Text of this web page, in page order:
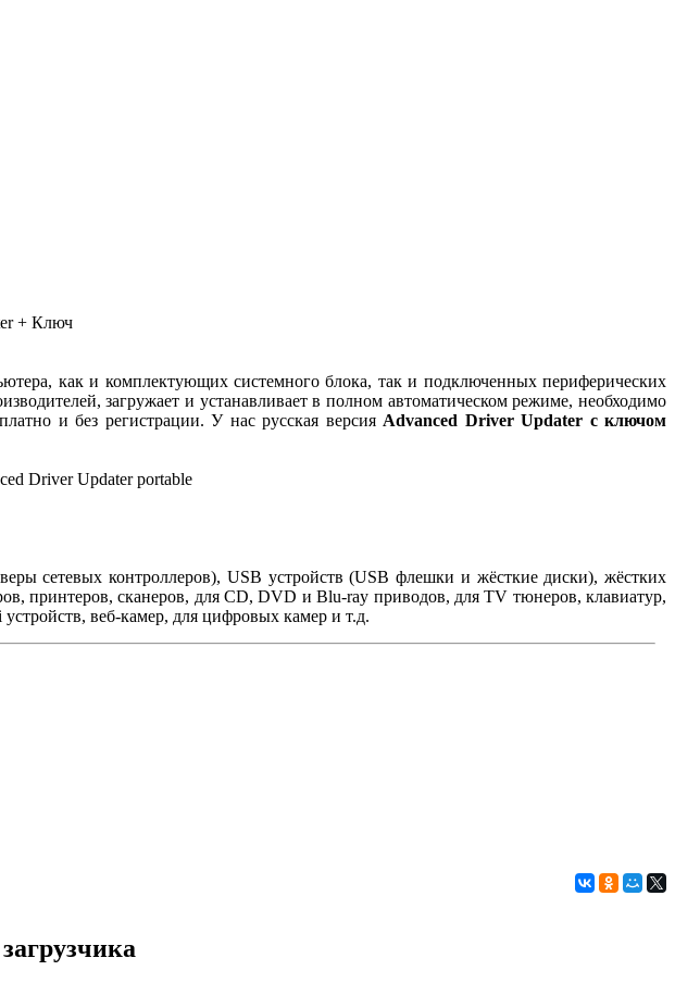
как и комплектующих системного блока, так и подключенных периферических
загружает и устанавливает в полном автоматическом режиме, необходимо
и без регистрации. У нас русская версия Advanced Driver Updater с ключом
Driver Updater portable
сетевых контроллеров), USB устройств (USB флешки и жёсткие диски), жёстких
принтеров, сканеров, для CD, DVD и Blu-ray приводов, для TV тюнеров, клавиатур,
веб-камер, для цифровых камер и т.д.